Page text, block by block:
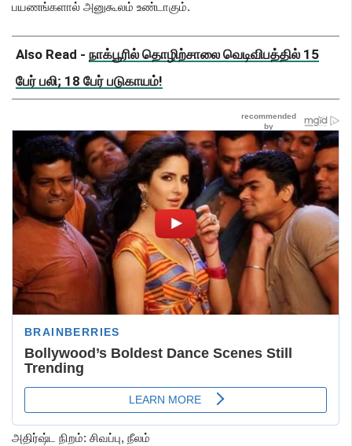
பயணங்களால் அனுகூலம் உண்டாகும்.
Also Read - நாக்பூரில் தொழிற்சாலை வெடிவிபத்தில் 15
பேர் பலி; 18 பேர் படுகாயம்!
அதிர்ஷ்ட நிறம்: சிவப்பு, நீலம்